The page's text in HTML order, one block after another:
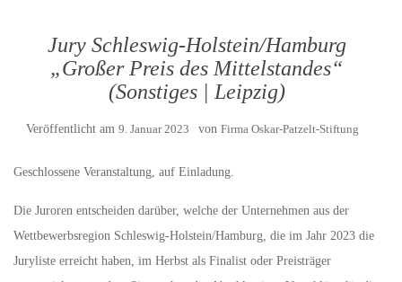
Jury Schleswig-Holstein/Hamburg
„Großer Preis des Mittelstandes“
(Sonstiges | Leipzig)
Veröffentlicht am 9. Januar 2023 von Firma Oskar-Patzelt-Stiftung
Geschlossene Veranstaltung, auf Einladung.
Die Juroren entscheiden darüber, welche der Unternehmen aus der
Wettbewerbsregion Schleswig-Holstein/Hamburg, die im Jahr 2023 die
Juryliste erreicht haben, im Herbst als Finalist oder Preisträger